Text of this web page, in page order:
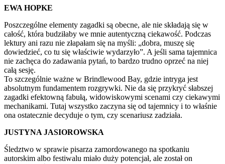
EWA HOPKE
Poszczególne elementy zagadki są obecne, ale nie składają się w
całość, która budziłaby we mnie autentyczną ciekawość. Podczas
lektury ani razu nie złapałam się na myśli: „dobra, muszę się
dowiedzieć, co tu się właściwie wydarzyło”. A jeśli sama tajemnica
nie zachęca do zadawania pytań, to bardzo trudno oprzeć na niej
całą sesję.
To szczególnie ważne w Brindlewood Bay, gdzie intryga jest
absolutnym fundamentem rozgrywki. Nie da się przykryć słabszej
zagadki efektowną fabułą, widowiskowymi scenami czy ciekawymi
mechanikami. Tutaj wszystko zaczyna się od tajemnicy i to właśnie
ona ostatecznie decyduje o tym, czy scenariusz zadziała.
JUSTYNA JASIOROWSKA
Śledztwo w sprawie pisarza zamordowanego na spotkaniu
autorskim albo festiwalu miało duży potencjał, ale został on